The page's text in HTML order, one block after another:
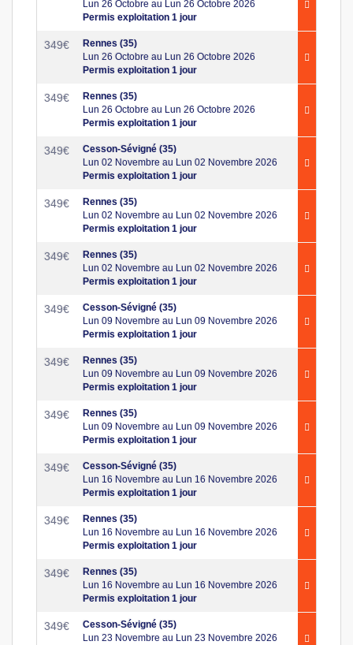
Lun 26 Octobre au Lun 26 Octobre 2026
Permis exploitation 1 jour
349€
Rennes (35)
Lun 26 Octobre au Lun 26 Octobre 2026
Permis exploitation 1 jour
349€
Rennes (35)
Lun 26 Octobre au Lun 26 Octobre 2026
Permis exploitation 1 jour
349€
Cesson-Sévigné (35)
Lun 02 Novembre au Lun 02 Novembre 2026
Permis exploitation 1 jour
349€
Rennes (35)
Lun 02 Novembre au Lun 02 Novembre 2026
Permis exploitation 1 jour
349€
Rennes (35)
Lun 02 Novembre au Lun 02 Novembre 2026
Permis exploitation 1 jour
349€
Cesson-Sévigné (35)
Lun 09 Novembre au Lun 09 Novembre 2026
Permis exploitation 1 jour
349€
Rennes (35)
Lun 09 Novembre au Lun 09 Novembre 2026
Permis exploitation 1 jour
349€
Rennes (35)
Lun 09 Novembre au Lun 09 Novembre 2026
Permis exploitation 1 jour
349€
Cesson-Sévigné (35)
Lun 16 Novembre au Lun 16 Novembre 2026
Permis exploitation 1 jour
349€
Rennes (35)
Lun 16 Novembre au Lun 16 Novembre 2026
Permis exploitation 1 jour
349€
Rennes (35)
Lun 16 Novembre au Lun 16 Novembre 2026
Permis exploitation 1 jour
349€
Cesson-Sévigné (35)
Lun 23 Novembre au Lun 23 Novembre 2026